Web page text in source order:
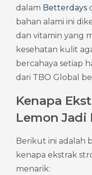
dalam Betterdays
bahan alami ini
dan vitamin yang
kesehatan kulit
bercahaya setiap
dari TBO Global
Kenapa
Lemon Jadi
Berikut ini adalah
kenapa ekstrak
menarik: